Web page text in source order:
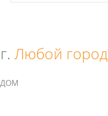
Любой город